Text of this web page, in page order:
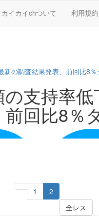
カイカイchついて 利用規約
の調査結果発表、前回比8％
の支持率
回比8％
1
2
全レス